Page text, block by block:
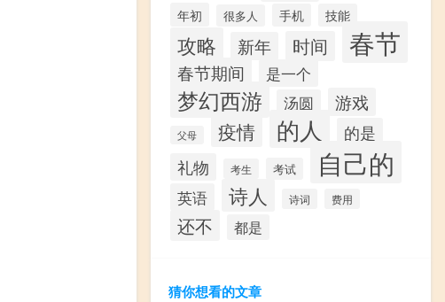
年初 很多人 手机 技能
攻略 新年 时间 春节
春节期间 是一个
梦幻西游 汤圆 游戏
父母 疫情 的人 的是
礼物 考生 考试 自己的
英语 诗人 诗词 费用
还不 都是
猜你想看的文章